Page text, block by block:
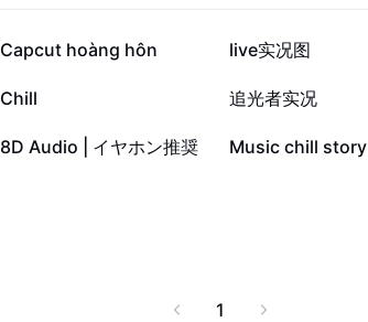
37.7K
Capcut hoàng hôn 22.3K
live实况图
6.1K
Chill 4K
追光者实况
441
8D Audio | イヤホン推奨 347
Music chill story
1